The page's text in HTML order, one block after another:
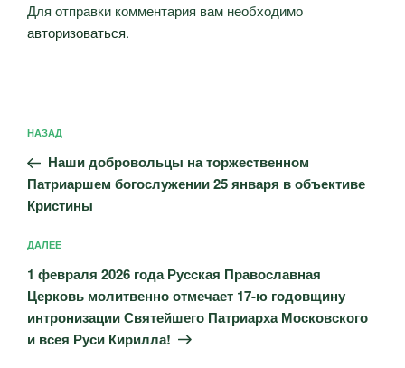
Для отправки комментария вам необходимо
авторизоваться.
по
записям
Предыдущая
запись:
НАЗАД
Наши добровольцы на торжественном
Патриаршем богослужении 25 января в объективе
Кристины
Следующая
запись
ДАЛЕЕ
1 февраля 2026 года Русская Православная
Церковь молитвенно отмечает 17-ю годовщину
интронизации Святейшего Патриарха Московского
и всея Руси Кирилла!